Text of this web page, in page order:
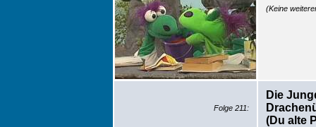
(Keine
Folge 211:
Die
(Du alte